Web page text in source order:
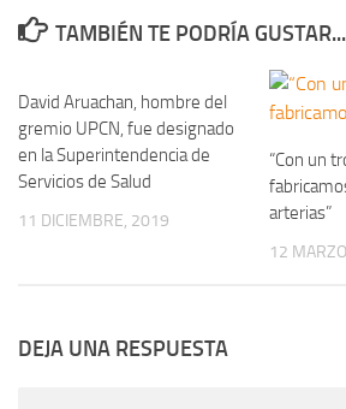
TAMBIÉN TE PODRÍA GUSTAR...
David Aruachan, hombre del
gremio UPCN, fue designado
en la Superintendencia de
Servicios de Salud
11 DICIEMBRE, 2019
“Con un
arterias”
12
DEJA UNA RESPUESTA